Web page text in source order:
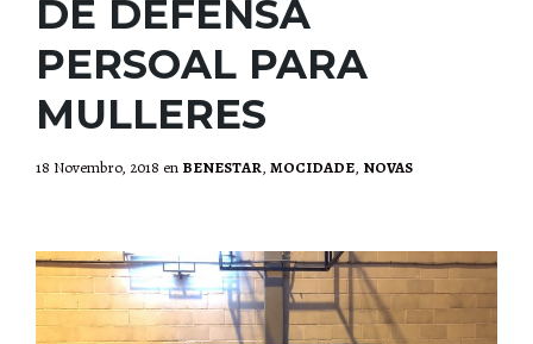
DE DEFENSA
PERSOAL PARA
MULLERES
18 Novembro, 2018 en BENESTAR, MOCIDADE, NOVAS